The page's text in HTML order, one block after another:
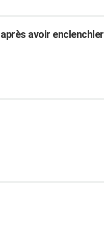
avoir enclenchler